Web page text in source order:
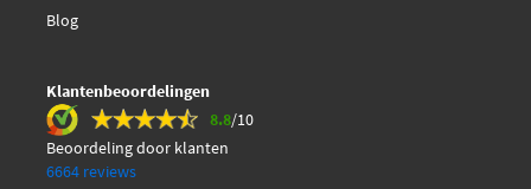
Blog
Klantenbeoordelingen
8.8/10
Beoordeling door klanten
6664 reviews